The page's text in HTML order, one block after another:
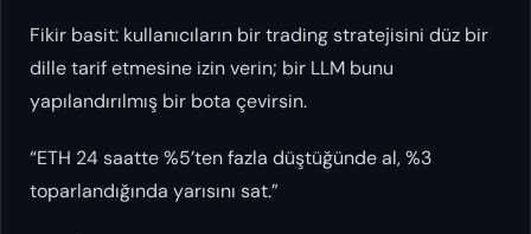
Fikir basit: kullanıcıların bir trading stratejisini düz bir
dille tarif etmesine izin verin; bir LLM bunu
yapılandırılmış bir bota çevirsin.
“ETH 24 saatte %5’ten fazla düştüğünde al, %3
toparlandığında yarısını sat.”